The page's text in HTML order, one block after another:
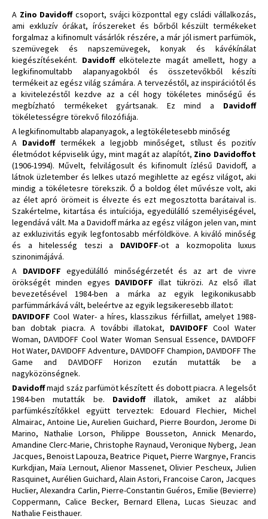
A Zino Davidoff csoport, svájci központtal egy csládi vállalkozás,
ami exkluzív órákat, írószereket és bőrből készült termékeket
forgalmaz a kifinomult vásárlók részére, a már jól ismert parfümök,
szemüvegek és napszemüvegek, konyak és kávékínálat
kiegészítéseként. Davidoff elkötelezte magát amellett, hogy a
legkifinomultabb alapanyagokból és összetevőkből készíti
termékeit az egész világ számára. A tervezéstől, az inspirációtól és
a kivitelezéstől kezdve az a cél hogy tökéletes minőségű és
megbízható termékeket gyártsanak. Ez mind a Davidoff
tökéletességre törekvő filozófiája.
A legkifinomultabb alapanyagok, a legtökéletesebb minőség
A Davidoff termékek a legjobb minőséget, stílust és pozitív
életmódot képviselik úgy, mint magát az alapítót, Zino Davidoffot
(1906-1994). Művelt, felvilágosult és kifinomult ízlésű Davidoff, a
látnok üzletember és lelkes utazó megihlette az egész világot, aki
mindig a tökéletesre törekszik. Ő a boldog élet művésze volt, aki
az élet apró örömeit is élvezte és ezt megosztotta barátaival is.
Szakértelme, kitartása és intuíciója, egyedülálló személyiségével,
legendává vált. Ma a Davidoff márka az egész világon jelen van, mint
az exkluzivitás egyik legfontosabb mérföldköve. A kiváló minőség
és a hitelesség teszi a DAVIDOFF-ot a kozmopolita luxus
szinonimájává.
A DAVIDOFF egyedülálló minőségérzetét és az art de vivre
örökségét minden egyes DAVIDOFF illat tükrözi. Az első illat
bevezetésével 1984-ben a márka az egyik legikonikusabb
parfümmárkává vált, beleértve az egyik legsikeresebb illatot:
DAVIDOFFCool Water- a híres, klasszikus férfiillat, amelyet 1988-
ban dobtak piacra. A további illatokat, DAVIDOFFCool Water
Woman, DAVIDOFF Cool Water Woman Sensual Essence, DAVIDOFF
Hot Water, DAVIDOFF Adventure, DAVIDOFF Champion, DAVIDOFF The
Game and DAVIDOFF Horizon ezután mutatták be a
nagyközönségnek.
Davidoffmajd száz parfümöt készített és dobott piacra. A legelsőt
1984-ben mutatták be. Davidoffillatok, amiket az alábbi
parfümkészítőkkel együtt terveztek: Edouard Flechier, Michel
Almairac, Antoine Lie, Aurelien Guichard, Pierre Bourdon, Jerome Di
Marino, Nathalie Lorson, Philippe Bousseton, Annick Menardo,
Amandine Clerc-Marie, Christophe Raynaud, Veronique Nyberg, Jean
Jacques, Benoist Lapouza, Beatrice Piquet, Pierre Wargnye, Francis
Kurkdjian, Maïa Lernout, Alienor Massenet, Olivier Pescheux, Julien
Rasquinet, Aurélien Guichard, Alain Astori, Francoise Caron, Jacques
Huclier, Alexandra Carlin, Pierre-Constantin Guéros, Emilie (Bevierre)
Coppermann, Calice Becker, Bernard Ellena, Lucas Sieuzac and
Nathalie Feisthauer.